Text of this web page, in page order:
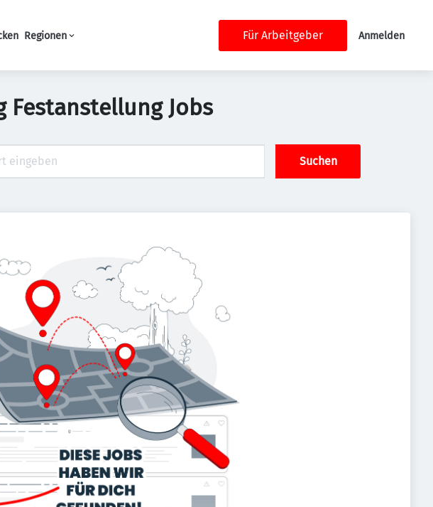
Regionen Für Arbeitgeber Anmelden
Festanstellung Jobs
Suchen